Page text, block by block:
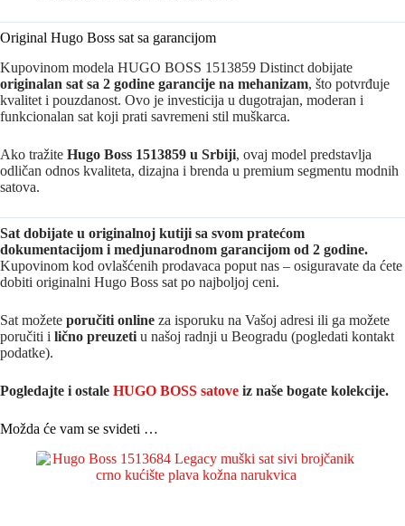
Original Hugo Boss sat sa garancijom
Kupovinom modela HUGO BOSS 1513859 Distinct dobijate
originalan sat sa 2 godine garancije na mehanizam, što potvrđuje
kvalitet i pouzdanost. Ovo je investicija u dugotrajan, moderan i
funkcionalan sat koji prati savremeni stil muškarca.
Ako tražite Hugo Boss 1513859 u Srbiji, ovaj model predstavlja
odličan odnos kvaliteta, dizajna i brenda u premium segmentu modnih
satova.
Sat dobijate u originalnoj kutiji sa svom pratećom
dokumentacijom i medjunarodnom garancijom od 2 godine.
Kupovinom kod ovlašćenih prodavaca poput nas – osiguravate da ćete
dobiti originalni Hugo Boss sat po najboljoj ceni.
Sat možete poručiti online za isporuku na Vašoj adresi ili ga možete
poručiti i lično preuzeti u našoj radnji u Beogradu (pogledati kontakt
podatke).
Pogledajte i ostale HUGO BOSS satove iz naše bogate kolekcije.
Možda će vam se svideti …